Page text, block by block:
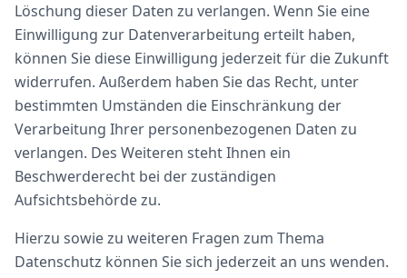
Löschung dieser Daten zu verlangen. Wenn Sie eine
Einwilligung zur Datenverarbeitung erteilt haben,
können Sie diese Einwilligung jederzeit für die Zukunft
widerrufen. Außerdem haben Sie das Recht, unter
bestimmten Umständen die Einschränkung der
Verarbeitung Ihrer personenbezogenen Daten zu
verlangen. Des Weiteren steht Ihnen ein
Beschwerderecht bei der zuständigen
Aufsichtsbehörde zu.
Hierzu sowie zu weiteren Fragen zum Thema
Datenschutz können Sie sich jederzeit an uns wenden.